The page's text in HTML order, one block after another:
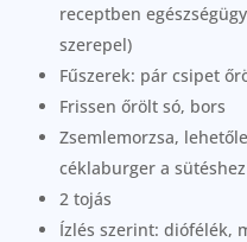
receptben
szerepel)
Fűszerek: pár csipet
Frissen őrölt só, bors
Zsemlemorzsa,
céklaburger a
2 tojás
Ízlés szerint: diófélék,